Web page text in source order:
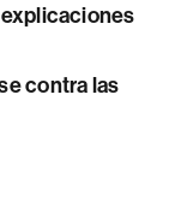
contra las